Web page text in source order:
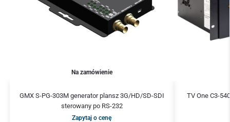
Na zamówienie
GMX S-PG-303M generator plansz 3G/HD/SD-SDI
sterowany po RS-232
Zapytaj o cenę
TV One C3-